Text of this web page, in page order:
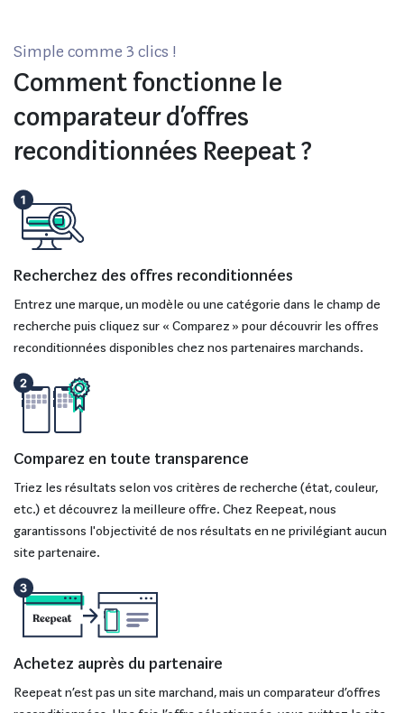
Simple comme 3 clics !
Comment fonctionne le
comparateur d’offres
reconditionnées Reepeat ?
Recherchez des offres reconditionnées
Entrez une marque, un modèle ou une catégorie dans le champ de
recherche puis cliquez sur « Comparez » pour découvrir les offres
reconditionnées disponibles chez nos partenaires marchands.
Comparez en toute transparence
Triez les résultats selon vos critères de recherche (état, couleur,
etc.) et découvrez la meilleure offre. Chez Reepeat, nous
garantissons l'objectivité de nos résultats en ne privilégiant aucun
site partenaire.
Achetez auprès du partenaire
Reepeat n’est pas un site marchand, mais un comparateur d’offres